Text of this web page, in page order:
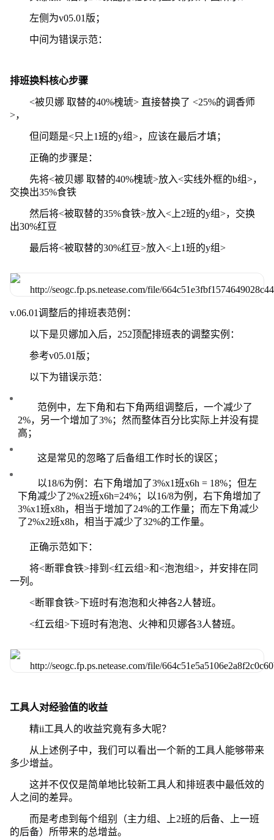
左侧为v05.01版；
中间为错误示范：
排班换料核心步骤
<被贝娜 取替的40%槐琥> 直接替换了 <25%的调香师
>，
但问题是<只上1班的y组>，应该在最后才填；
正确的步骤是：
先将<被贝娜 取替的40%槐琥>放入<实线外框的b组>，
交换出35%食铁
然后将<被取替的35%食铁>放入<上2班的y组>，交换
出30%红豆
最后将<被取替的30%红豆>放入<上1班的y组>
v.06.01调整后的排班表范例：
以下是贝娜加入后，252顶配排班表的调整实例：
参考v05.01版；
以下为错误示范：
范例中，左下角和右下角两组调整后，一个减少了
2%，另一个增加了3%；然而整体百分比实际上并没有提
高；
这是常见的忽略了后备组工作时长的误区；
以18/6为例：右下角增加了3%x1班x6h = 18%；但左
下角减少了2%x2班x6h=24%；以16/8为例，右下角增加了
3%x1班x8h，相当于增加了24%的工作量；而左下角减少
了2%x2班x8h，相当于减少了32%的工作量。
正确示范如下：
将<断罪食铁>排到<红云组>和<泡泡组>，并安排在同
一列。
<断罪食铁>下班时有泡泡和火神各2人替班。
<红云组>下班时有泡泡、火神和贝娜各3人替班。
工具人对经验值的收益
精ii工具人的收益究竟有多大呢？
从上述例子中，我们可以看出一个新的工具人能够带来
多少增益。
这并不仅仅是简单地比较新工具人和排班表中最低效的
人之间的差异。
而是考虑到每个组别（主力组、上2班的后备、上一班
的后备）所带来的总增益。